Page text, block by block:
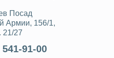
91-00
Посад
Армии, 156/1,
21/27